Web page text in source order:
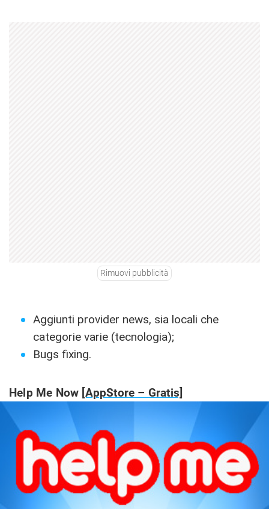
Rimuovi pubblicità
Aggiunti provider news, sia locali che
categorie varie (tecnologia);
Bugs fixing.
Help Me Now [AppStore – Gratis]